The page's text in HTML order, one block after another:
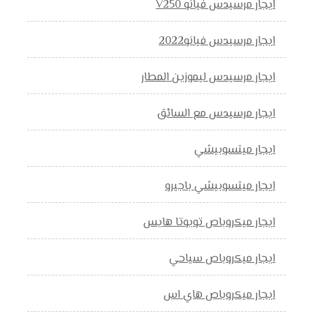
ايجار مرسيدس فيانو V250
ايجار مرسيدس فيانو2022
ايجار مرسيدس ليموزين المطار
ايجار مرسيدس مع السائق
ايجار ميتسوبيشي
ايجار ميتسوبيشي باجيرو
ايجار ميكروباص تويوتا هايس
ايجار ميكروباص سياحي
ايجار ميكروباص هاي اس